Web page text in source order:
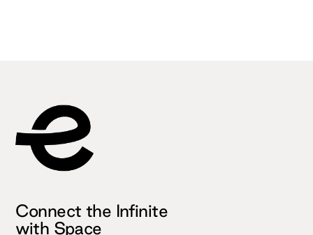
Connect the Infinite
with Space